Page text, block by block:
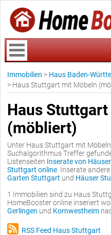
Immobilien > Haus Baden-
> Haus Stuttgart mit Möbeln
Haus
(möbliert)
Unter Haus Stuttgart mit
Suchalgorithmus Treffer
Listenseiten Inserate von
Stuttgart online . Inserate
Garten Stuttgart und Häuser
1 Immobilien sind zu Haus
HomeBooster online inseriert
Gerlingen und Kornwestheim
RSS Feed Haus Stuttgart